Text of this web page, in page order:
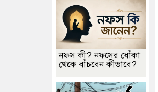
নফস কী? নফসের ধোঁকা
থেকে বাঁচবেন কীভাবে?